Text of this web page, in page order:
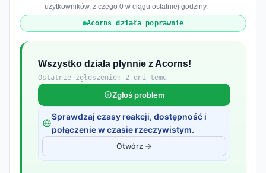
użytkowników, z czego 0 w ciągu ostatniej godziny.
Acorns działa poprawnie
Wszystko działa płynnie z Acorns!
Ostatnie zgłoszenie: 2 dni temu
Zgłoś problem
Sprawdzaj czasy reakcji, dostępność i
połączenie w czasie rzeczywistym.
Otwórz →